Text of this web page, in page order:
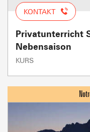
KONTAKT
Privatunterricht
Nebensaison
KURS